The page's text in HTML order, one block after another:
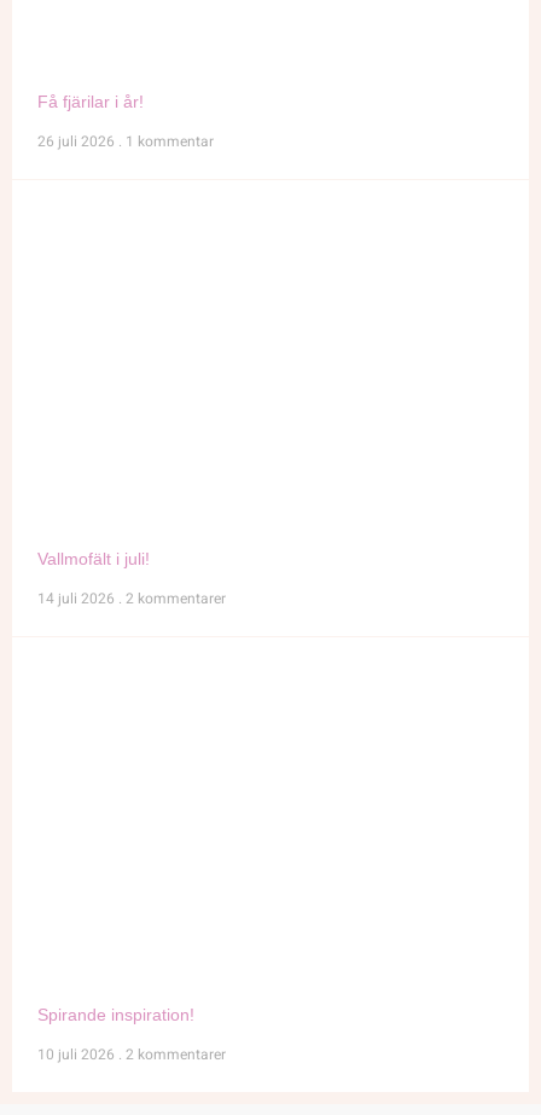
Få fjärilar i år!
26 juli 2026 1 kommentar
Vallmofält i juli!
14 juli 2026 2 kommentarer
Spirande inspiration!
10 juli 2026 2 kommentarer